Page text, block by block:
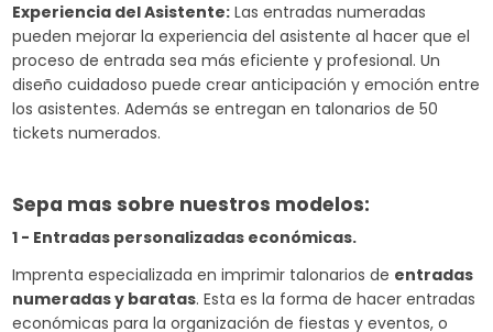
Experiencia del Asistente:Las entradas numeradas
pueden mejorar la experiencia del asistente al hacer que el
proceso de entrada sea más eficiente y profesional. Un
diseño cuidadoso puede crear anticipación y emoción entre
los asistentes. Además se entregan en talonarios de 50
tickets numerados.
Sepa mas sobre nuestros modelos:
1 - Entradas personalizadas económicas.
Imprenta especializada en imprimir talonarios de entradas
numeradas y baratas. Esta es la forma de hacer entradas
económicas para la organización de fiestas y eventos, o